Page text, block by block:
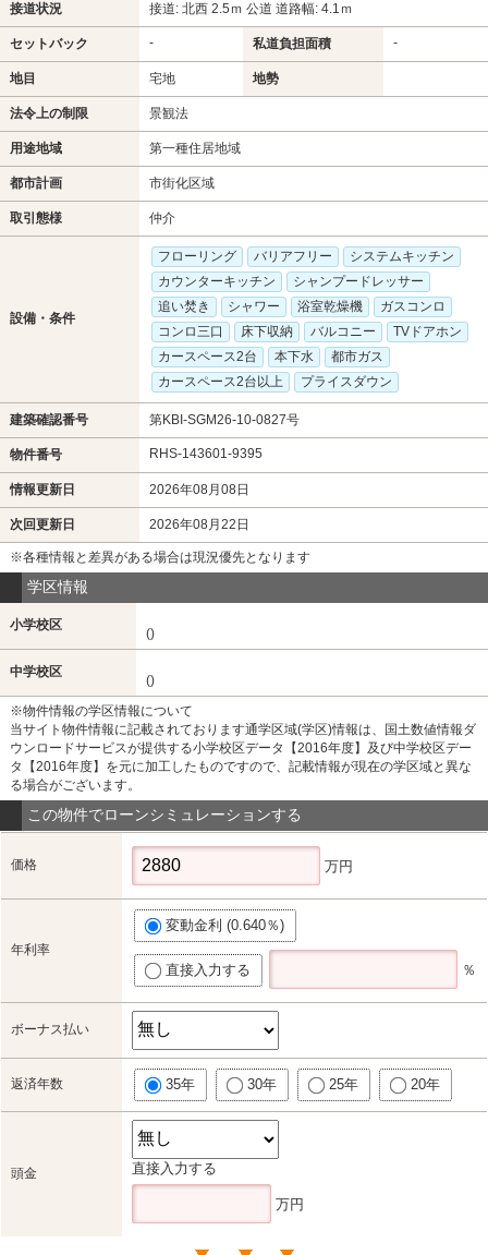
接道状況 接道: 北西 2.5ｍ 公道 道路幅: 4.1ｍ
セットバック - 私道負担面積 -
地目 宅地 地勢
法令上の制限 景観法
用途地域 第一種住居地域
都市計画 市街化区域
取引態様 仲介
設備・条件
フローリング バリアフリー
システムキッチン
カウンターキッチン
シャンプードレッサー
追い焚き
シャワー 浴室乾燥機
ガスコンロ
コンロ三口
床下収納 バルコニー
TVドアホン
カースペース2台
本下水
都市ガス
カースペース2台以上
プライスダウン
建築確認番号 第KBI-SGM26-10-0827号
物件番号 RHS-143601-9395
情報更新日 2026年08月08日
次回更新日 2026年08月22日
※各種情報と差異がある場合は現況優先となります
学区情報
小学校区
()
中学校区
()
※物件情報の学区情報について
当サイト物件情報に記載されております通学区域(学区)情報は、国土数値情報ダ
ウンロードサービスが提供する小学校区データ【2016年度】及び中学校区デー
タ【2016年度】を元に加工したものですので、記載情報が現在の学区域と異な
る場合がございます。
この物件でローンシミュレーションする
価格 万円
年利率
変動金利 (0.640％)
直接入力する ％
ボーナス払い
返済年数 35年 30年 25年 20年
頭金 直接入力する
万円